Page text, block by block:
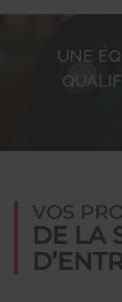
UNE
VOS
DE LA